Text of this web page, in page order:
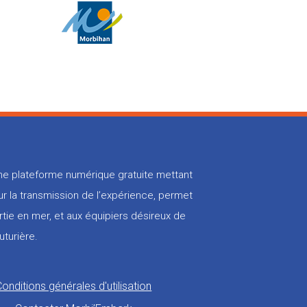
plateforme numérique gratuite mettant
la transmission de l’expérience, permet
en mer, et aux équipiers désireux de
générales d'utilisation